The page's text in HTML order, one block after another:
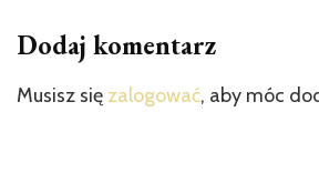
Dodaj komentarz
Musisz się zalogować, aby móc